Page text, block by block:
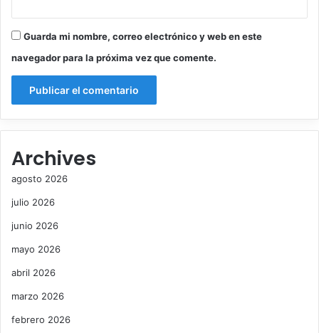
Guarda mi nombre, correo electrónico y web en este
navegador para la próxima vez que comente.
Archives
agosto 2026
julio 2026
junio 2026
mayo 2026
abril 2026
marzo 2026
febrero 2026